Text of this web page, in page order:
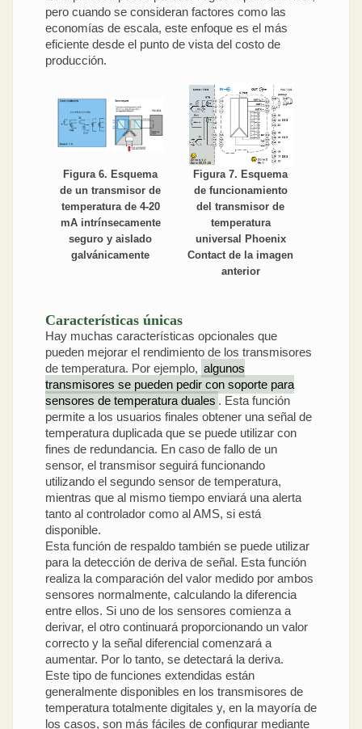
pero cuando se consideran factores como las
economías de escala, este enfoque es el más
eficiente desde el punto de vista del costo de
producción.
Figura 6. Esquema
de un transmisor de
temperatura de 4-20
mA intrínsecamente
seguro y aislado
galvánicamente
Figura 7. Esquema
de funcionamiento
del transmisor de
temperatura
universal Phoenix
Contact de la imagen
anterior
Características únicas
Hay muchas características opcionales que
pueden mejorar el rendimiento de los transmisores
de temperatura. Por ejemplo, algunos
transmisores se pueden pedir con soporte para
sensores de temperatura duales . Esta función
permite a los usuarios finales obtener una señal de
temperatura duplicada que se puede utilizar con
fines de redundancia. En caso de fallo de un
sensor, el transmisor seguirá funcionando
utilizando el segundo sensor de temperatura,
mientras que al mismo tiempo enviará una alerta
tanto al controlador como al AMS, si está
disponible.
Esta función de respaldo también se puede utilizar
para la detección de deriva de señal. Esta función
realiza la comparación del valor medido por ambos
sensores normalmente, calculando la diferencia
entre ellos. Si uno de los sensores comienza a
derivar, el otro continuará proporcionando un valor
correcto y la señal diferencial comenzará a
aumentar. Por lo tanto, se detectará la deriva.
Este tipo de funciones extendidas están
generalmente disponibles en los transmisores de
temperatura totalmente digitales y, en la mayoría de
los casos, son más fáciles de configurar mediante